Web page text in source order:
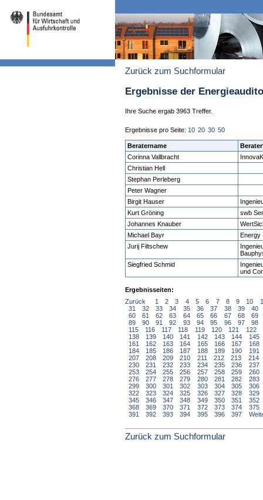
Zurück zum Suchformular
Ergebnisse der
Ihre Suche ergab 3963 Treffer.
Ergebnisse pro Seite: 10 20 30 50
Beratername
Corinna Vallbracht
Christian Hell
Stephan Perleberg
Peter Wagner
Birgit Hauser
Kurt Gröning
swb
Johannes Knauber
Michael Bayr
Energy
Jurij Filtschew
Siegfried Schmid
und
Ergebnisseiten:
Zurück
1 2 3 4 5 6 7 8 9 10
31
32 33 34 35 36 37 38 39
40
60
61 62 63 64 65 66 67 68
69
89
90 91 92 93 94 95 96 97
98
115
116 117 118 119 120 121 122
138
139 140 141 142 143 144
145
161
162 163 164 165 166 167
168
184
185 186 187 188 189 190
191
207
208 209 210 211 212 213
214
230
231 232 233 234 235 236
237
253
254 255 256 257 258 259
260
276
277 278 279 280 281 282
283
299
300 301 302 303 304 305
306
322
323 324 325 326 327 328
329
345
346 347 348 349 350 351
352
368
369 370 371 372 373 374
375
391
392 393 394 395 396 397
Zurück zum Suchformular